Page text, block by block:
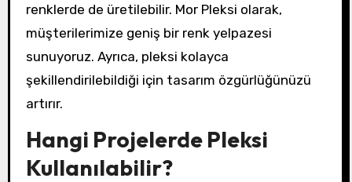
renklerde de üretilebilir. Mor Pleksi olarak,
müşterilerimize geniş bir renk yelpazesi
sunuyoruz. Ayrıca, pleksi kolayca
şekillendirilebildiği için tasarım özgürlüğünüzü
artırır.
Hangi Projelerde Pleksi
Kullanılabilir?